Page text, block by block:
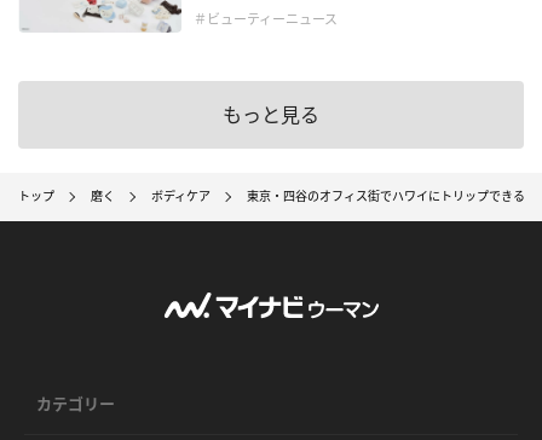
＃ビューティーニュース
もっと見る
トップ 磨く ボディケア 東京・四谷のオフィス街でハワイにトリップできる
カテゴリー